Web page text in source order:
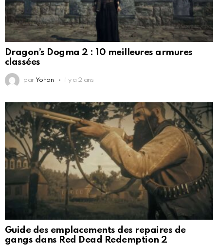
Dragon’s Dogma 2 : 10 meilleures armures
classées
par Yohan il y a 2 ans
Guide des emplacements des repaires de
gangs dans Red Dead Redemption 2